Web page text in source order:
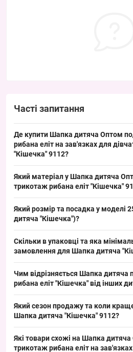
Часті запитання
Де купити Шапка дитяча Оптом
рибана еліт на зав'язках для
"Кішечка" 9112?
на зав'язках для дівчаток 38-42 р.р.
осіннього періоду, що швидко
закриває базовий попит у дитячому
Який матеріал у Шапка дитяча
трикотаж рибана еліт "Кішечка"
типовий для дитячих шапок сезону
що стабільно продається серед
Який розмір та посадка у моделі
дитяча "Кішечка")?
підходить малюкам у весняно-
вікової групи і зручна для викладки
товар.
Скільки в упаковці та яка
замовлення для Шапка дитяча
упаковка; замовляючи упаковкою, ви
прискорює обіг товару в сезон.
Чим відрізняється Шапка дитяча
рибана еліт "Кішечка" від інших
наявністю зав'язок з милим принтом
з бавовни або одношарового
ця модель закриває базовий весняно-
Який сезон продажу та коли
Шапка дитяча "Кішечка" 9112?
лютому–квітні; радимо робити
Які товари схожі на Шапка
трикотаж рибана еліт на